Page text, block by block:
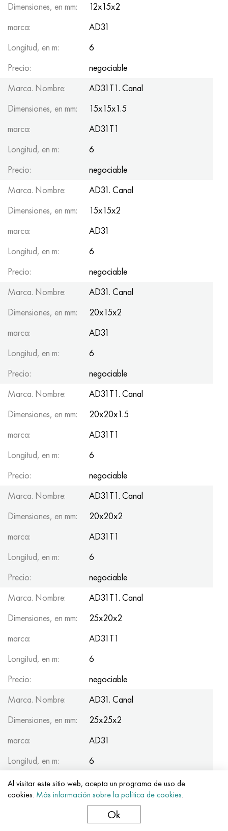
Dimensiones, en mm:
12x15x2
marca:
AD31
Longitud, en m:
6
Precio:
negociable
Marca. Nombre:
AD31T1. Canal
Dimensiones, en mm:
15x15x1.5
marca:
AD31T1
Longitud, en m:
6
Precio:
negociable
Marca. Nombre:
AD31. Canal
Dimensiones, en mm:
15x15x2
marca:
AD31
Longitud, en m:
6
Precio:
negociable
Marca. Nombre:
AD31. Canal
Dimensiones, en mm:
20x15x2
marca:
AD31
Longitud, en m:
6
Precio:
negociable
Marca. Nombre:
AD31T1. Canal
Dimensiones, en mm:
20x20x1.5
marca:
AD31T1
Longitud, en m:
6
Precio:
negociable
Marca. Nombre:
AD31T1. Canal
Dimensiones, en mm:
20x20x2
marca:
AD31T1
Longitud, en m:
6
Precio:
negociable
Marca. Nombre:
AD31T1. Canal
Dimensiones, en mm:
25x20x2
marca:
AD31T1
Longitud, en m:
6
Precio:
negociable
Marca. Nombre:
AD31. Canal
Dimensiones, en mm:
25x25x2
marca:
AD31
Longitud, en m:
6
Precio:
negociable
Marca. Nombre:
AD31. Canal
40x25x1.5
Al visitar este sitio web, acepta un programa de uso de
cookies. Más información sobre la política de cookies.
Ok